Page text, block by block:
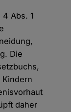
Abs. 1
Die
daher